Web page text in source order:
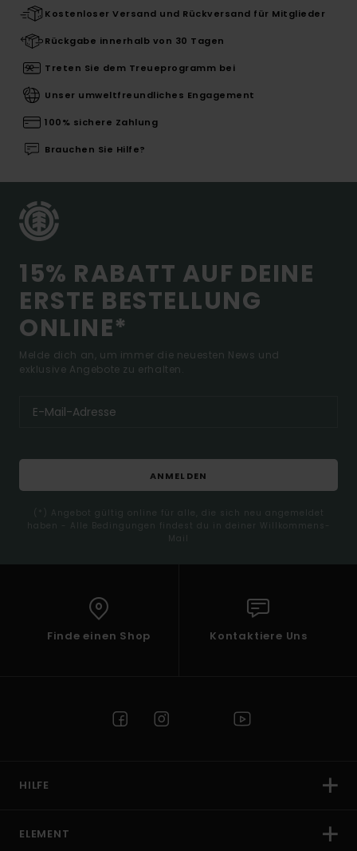
Kostenloser Versand und Rückversand für Mitglieder
Rückgabe innerhalb von 30 Tagen
Treten Sie dem Treueprogramm bei
Unser umweltfreundliches Engagement
100% sichere Zahlung
Brauchen Sie Hilfe?
15% RABATT AUF DEINE
ERSTE BESTELLUNG
ONLINE*
Melde dich an, um immer die neuesten News und
exklusive Angebote zu erhalten.
ANMELDEN
(*) Angebot gültig online für alle, die sich neu angemeldet
haben - Alle Bedingungen findest du in deiner Willkommens-
Mail
Finde einen Shop Kontaktiere Uns
HILFE
ELEMENT